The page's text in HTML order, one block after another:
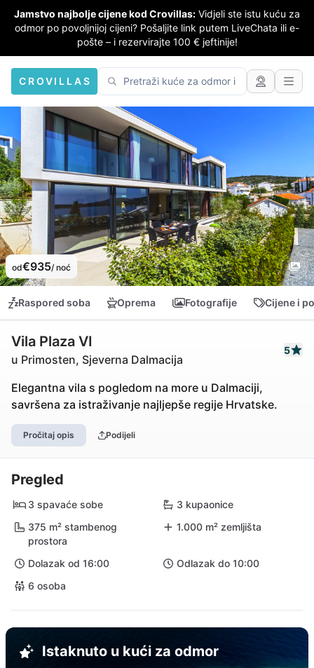
Jamstvo najbolje cijene kod Crovillas: Vidjeli ste istu kuću za
odmor po povoljnijoj cijeni? Pošaljite link putem LiveChata ili e-
pošte – i rezervirajte 100 € jeftinije!
CROVILLAS
od€935/ noć
Raspored soba Oprema Fotografije Cijene i
Vila Plaza VI
u Primosten, Sjeverna Dalmacija
5
Elegantna vila s pogledom na more u Dalmaciji,
savršena za istraživanje najljepše regije Hrvatske.
Pročitaj opis Podijeli
Pregled
3 spavaće sobe
3 kupaonice
375 m² stambenog
prostora
1.000 m² zemljišta
Dolazak od 16:00
Odlazak do 10:00
6 osoba
Istaknuto u kući za odmor